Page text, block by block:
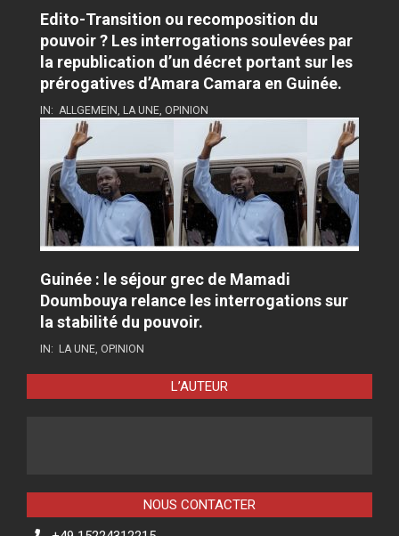
Edito-Transition ou recomposition du
pouvoir ? Les interrogations soulevées par
la republication d’un décret portant sur les
prérogatives d’Amara Camara en Guinée.
IN: ALLGEMEIN, LA UNE, OPINION
Guinée : le séjour grec de Mamadi
Doumbouya relance les interrogations sur
la stabilité du pouvoir.
IN: LA UNE, OPINION
L’AUTEUR
NOUS CONTACTER